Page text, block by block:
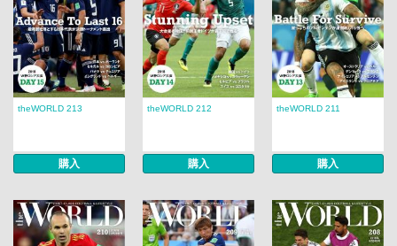
theWORLD 213
購入
theWORLD 212
購入
theWORLD 211
購入